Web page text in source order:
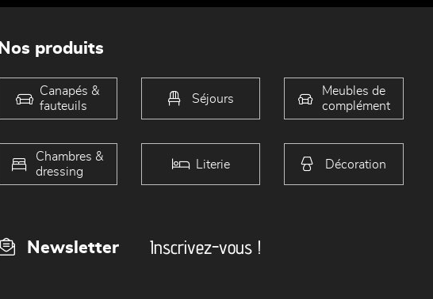
Nos produits
Canapés &
fauteuils
Séjours
Meubles de
complément
Chambres &
dressing
Literie Décoration
Newsletter Inscrivez-vous !